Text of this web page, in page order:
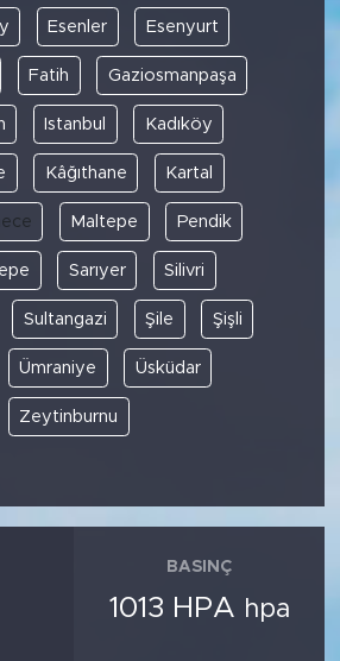
Esenler Esenyurt
Fatih Gaziosmanpaşa
Istanbul Kadıköy
Kâğıthane Kartal
Maltepe Pendik
Sarıyer Silivri
Sultangazi Şile Şişli
Ümraniye Üsküdar
Zeytinburnu
BASINÇ
1013 HPA hpa